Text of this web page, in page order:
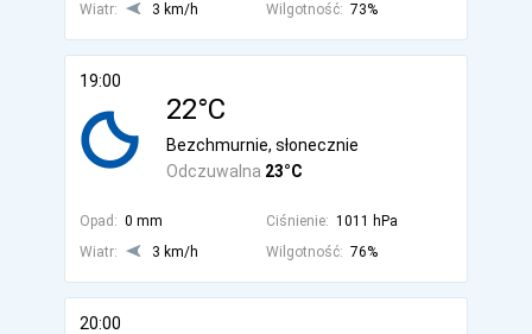
Wiatr:
3 km/h Wilgotność: 73%
19:00
22°C
Odczuwalna 23°C
Bezchmurnie, słonecznie
Opad: 0 mm Ciśnienie: 1011 hPa
Wiatr:
3 km/h Wilgotność: 76%
20:00